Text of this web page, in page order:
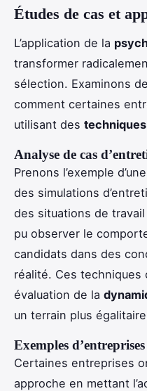
Études de cas et
L’application de la
transformer
sélection. Examinons
comment certaines
utilisant des
Analyse de cas
Prenons l’exemple
des simulations
des situations de
pu observer le
candidats dans des
réalité. Ces techniques
évaluation de la
un terrain plus
Exemples
Certaines entreprises
approche en mettant